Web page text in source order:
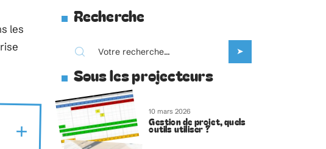
les
Recherche
Sous les projecteurs
10 mars 2026
Gestion de projet, quels
outils utiliser ?